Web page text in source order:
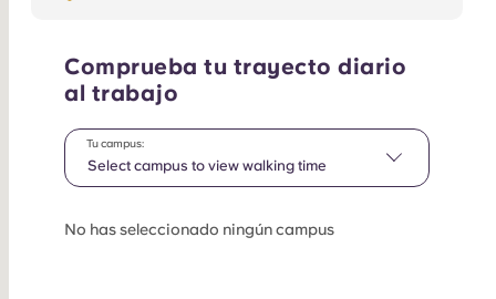
Comprueba tu trayecto diario
al trabajo
Select campus to view walking time
Tu campus:
No has seleccionado ningún campus